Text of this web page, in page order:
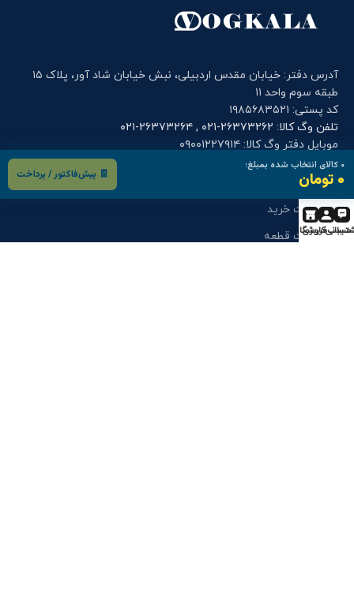
۰ کالای انتخاب شده بمبلغ:
۰ تومان 🧾 پیش‌فاکتور / پرداخت
آدرس دفتر: خیابان مقدس اردبیلی، نبش خیابان شاد آور، پلاک ۱۵
طبقه سوم واحد ۱۱
کد پستی: ۱۹۸۵۶۸۳۵۲۱
تلفن وگ کالا: ۲۶۳۷۳۲۶۲-۰۲۱ , ۲۶۳۷۳۲۶۴-۰۲۱
موبایل دفتر وگ کالا: ۰۹۰۰۱۲۲۷۹۱۴
فرم های کاربری
درخواست خرید
درخواست قطعه
حساب کاربری
فروشگاه